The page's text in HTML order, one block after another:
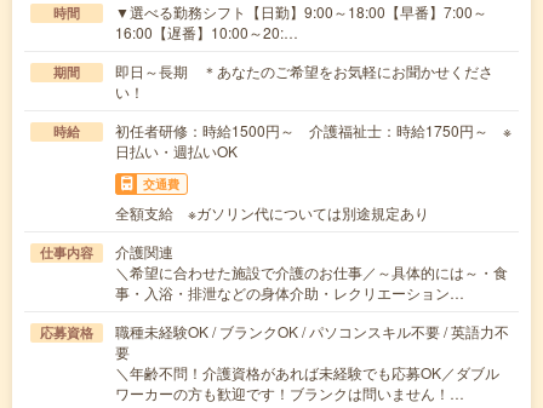
時間
▼選べる勤務シフト【日勤】9:00～18:00【早番】7:00～
16:00【遅番】10:00～20:…
期間
即日～長期 ＊あなたのご希望をお気軽にお聞かせくださ
い！
時給
初任者研修：時給1500円～ 介護福祉士：時給1750円～ ※
日払い・週払いOK
交通費
全額支給 ※ガソリン代については別途規定あり
仕事内容
介護関連
＼希望に合わせた施設で介護のお仕事／～具体的には～・食
事・入浴・排泄などの身体介助・レクリエーション…
応募資格
職種未経験OK / ブランクOK / パソコンスキル不要 / 英語力不
要
＼年齢不問！介護資格があれば未経験でも応募OK／ダブル
ワーカーの方も歓迎です！ブランクは問いません！…